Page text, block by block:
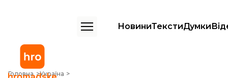
НовиниТекстиДумки
Головна Україна
Держетнополітики звернулася до УПЦ: Чи не настав час вийти з